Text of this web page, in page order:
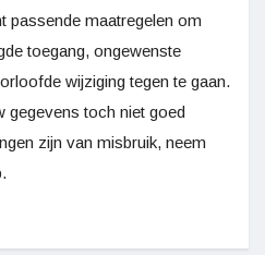
passende maatregelen om
toegang, ongewenste
wijziging tegen te gaan.
gegevens toch niet goed
zijn van misbruik, neem